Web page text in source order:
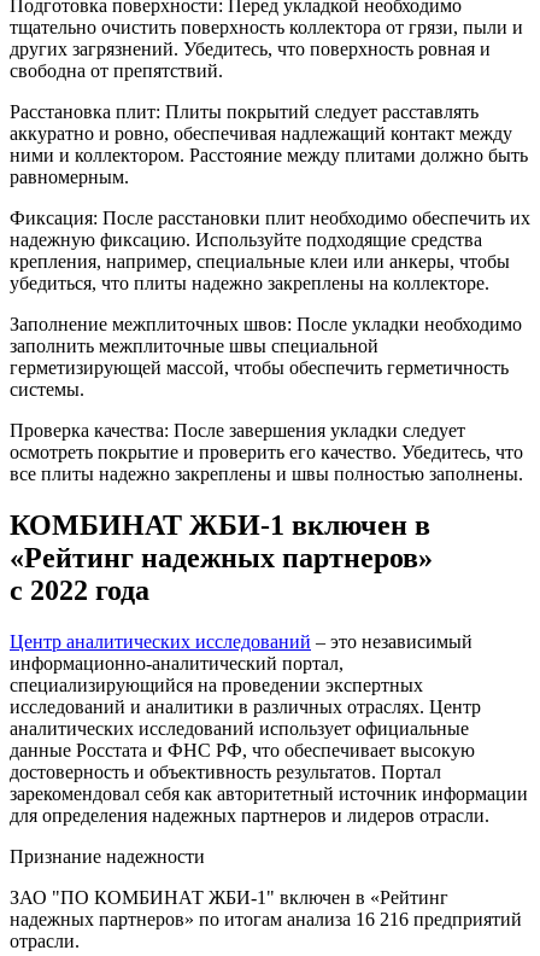
Подготовка поверхности: Перед укладкой необходимо
тщательно очистить поверхность коллектора от грязи, пыли и
других загрязнений. Убедитесь, что поверхность ровная и
свободна от препятствий.
Расстановка плит: Плиты покрытий следует расставлять
аккуратно и ровно, обеспечивая надлежащий контакт между
ними и коллектором. Расстояние между плитами должно быть
равномерным.
Фиксация: После расстановки плит необходимо обеспечить их
надежную фиксацию. Используйте подходящие средства
крепления, например, специальные клеи или анкеры, чтобы
убедиться, что плиты надежно закреплены на коллекторе.
Заполнение межплиточных швов: После укладки необходимо
заполнить межплиточные швы специальной
герметизирующей массой, чтобы обеспечить герметичность
системы.
Проверка качества: После завершения укладки следует
осмотреть покрытие и проверить его качество. Убедитесь, что
все плиты надежно закреплены и швы полностью заполнены.
КОМБИНАТ ЖБИ-1 включен в
«Рейтинг надежных партнеров»
с 2022 года
Центр аналитических исследований – это независимый
информационно-аналитический портал,
специализирующийся на проведении экспертных
исследований и аналитики в различных отраслях. Центр
аналитических исследований использует официальные
данные Росстата и ФНС РФ, что обеспечивает высокую
достоверность и объективность результатов. Портал
зарекомендовал себя как авторитетный источник информации
для определения надежных партнеров и лидеров отрасли.
Признание надежности
ЗАО "ПО КОМБИНАТ ЖБИ-1" включен в «Рейтинг
надежных партнеров» по итогам анализа 16 216 предприятий
отрасли.